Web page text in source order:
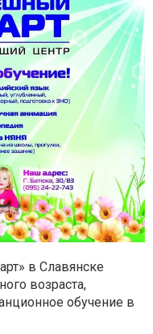
в Славянске
возраста,
обучение в